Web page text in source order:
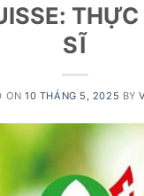
SĨ
ON10 THÁNG 5, 2025 BY